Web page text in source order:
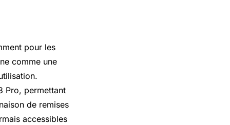
pour les
comme une
Pro, permettant
de remises
accessibles